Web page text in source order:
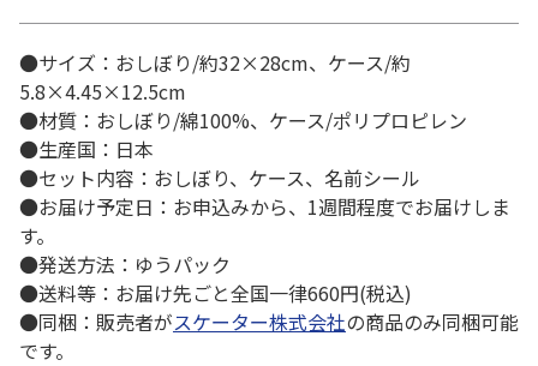
●サイズ：おしぼり/約32×28cm、ケース/約
5.8×4.45×12.5cm
●材質：おしぼり/綿100%、ケース/ポリプロピレン
●生産国：日本
●セット内容：おしぼり、ケース、名前シール
●お届け予定日：お申込みから、1週間程度でお届けしま
す。
●発送方法：ゆうパック
●送料等：お届け先ごと全国一律660円(税込)
●同梱：販売者がスケーター株式会社の商品のみ同梱可能
です。